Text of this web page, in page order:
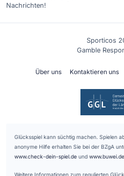
Nachrichten!
Sporticos
Gamble
Über uns Kontaktieren uns
Glücksspiel kann süchtig machen. Spielen
anonyme Hilfe erhalten Sie bei der BZgA
www.check-dein-spiel.de und www.buwei.de
Weitere Informationen zum regulierten